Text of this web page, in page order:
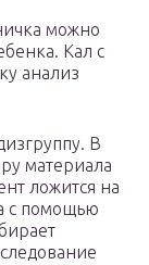
можно
Кал с
анализ
В
материала
ложится на
с помощью